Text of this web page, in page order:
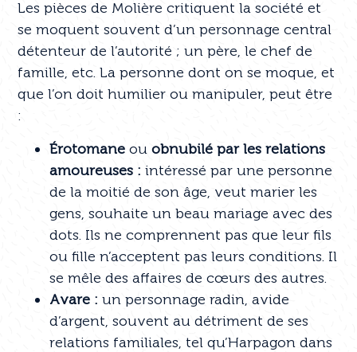
Les pièces de Molière critiquent la société et
se moquent souvent d’un personnage central
détenteur de l’autorité ; un père, le chef de
famille, etc. La personne dont on se moque, et
que l’on doit humilier ou manipuler, peut être
:
Érotomane ouobnubilé par les relations
amoureuses : intéressé par une personne
de la moitié de son âge, veut marier les
gens, souhaite un beau mariage avec des
dots. Ils ne comprennent pas que leur fils
ou fille n’acceptent pas leurs conditions. Il
se mêle des affaires de cœurs des autres.
Avare : un personnage radin, avide
d’argent, souvent au détriment de ses
relations familiales, tel qu’Harpagon dans